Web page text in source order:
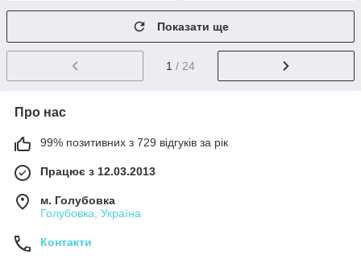
Показати ще
1 / 24
Про нас
99% позитивних з 729 відгуків за рік
Працює з 12.03.2013
м. Голубовка
Голубовка, Україна
Контакти